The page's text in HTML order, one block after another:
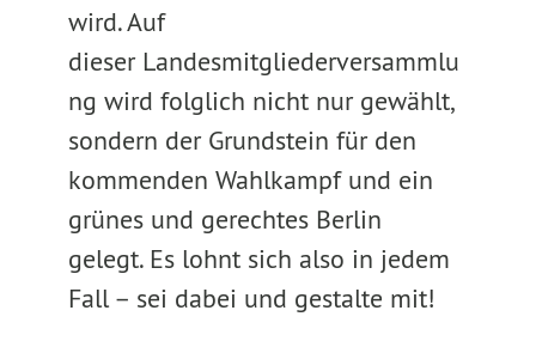
wird. Auf
dieser Landesmitgliederversammlu
ng wird folglich nicht nur gewählt,
sondern der Grundstein für den
kommenden Wahlkampf und ein
grünes und gerechtes Berlin
gelegt. Es lohnt sich also in jedem
Fall – sei dabei und gestalte mit!